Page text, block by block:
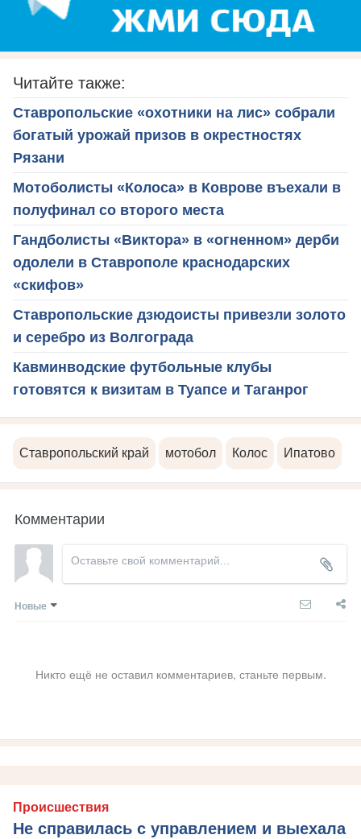
Читайте также:
Ставропольские «охотники на лис» собрали
богатый урожай призов в окрестностях
Рязани
Мотоболисты «Колоса» в Коврове въехали в
полуфинал со второго места
Гандболисты «Виктора» в «огненном» дерби
одолели в Ставрополе краснодарских
«скифов»
Ставропольские дзюдоисты привезли золото
и серебро из Волгограда
Кавминводские футбольные клубы
готовятся к визитам в Туапсе и Таганрог
Ставропольский край мотобол Колос Ипатово
Комментарии
Новые
Никто ещё не оставил комментариев, станьте первым.
Происшествия
Не справилась с управлением и выехала